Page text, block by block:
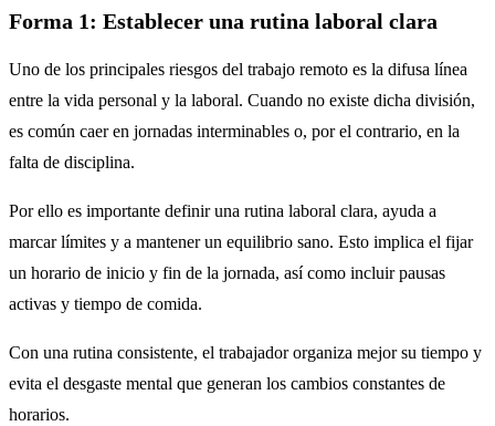
Forma 1: Establecer una rutina laboral clara
Uno de los principales riesgos del trabajo remoto es la difusa línea
entre la vida personal y la laboral. Cuando no existe dicha división,
es común caer en jornadas interminables o, por el contrario, en la
falta de disciplina.
Por ello es importante definir una rutina laboral clara, ayuda a
marcar límites y a mantener un equilibrio sano. Esto implica el fijar
un horario de inicio y fin de la jornada, así como incluir pausas
activas y tiempo de comida.
Con una rutina consistente, el trabajador organiza mejor su tiempo y
evita el desgaste mental que generan los cambios constantes de
horarios.